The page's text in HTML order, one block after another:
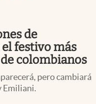
de
festivo más
colombianos
pero cambiará
Emiliani.